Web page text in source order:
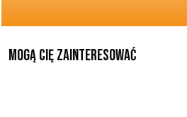
Mogą Cię zainteresować